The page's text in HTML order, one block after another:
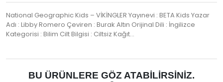
National Geographic Kids – VİKİNGLER Yayınevi : BETA Kids Yazar
Adı : Libby Romero Çeviren : Burak Altın Orijinal Dili : İngilizce
Kategorisi : Bilim Cilt Bilgisi : Ciltsiz Kağıt…
BU ÜRÜNLERE GÖZ ATABILIRSINIZ.